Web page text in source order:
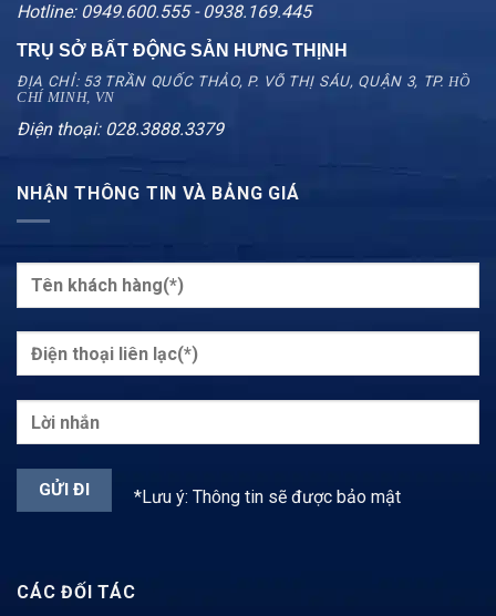
Hotline: 0949.600.555 - 0938.169.445
TRỤ SỞ BẤT ĐỘNG SẢN HƯNG THỊNH
ĐỊA CHỈ: 53 TRẦN QUỐC THẢO, P. VÕ THỊ SÁU, QUẬN 3, TP. HỒ
CHÍ MINH, VN
Điện thoại: 028.3888.3379
NHẬN THÔNG TIN VÀ BẢNG GIÁ
*Lưu ý: Thông tin sẽ được bảo mật
CÁC ĐỐI TÁC